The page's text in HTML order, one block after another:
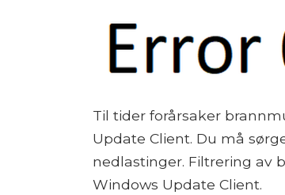
Til tider forårsaker
Update Client. Du må
nedlastinger. Filtrering av
Windows Update Client.